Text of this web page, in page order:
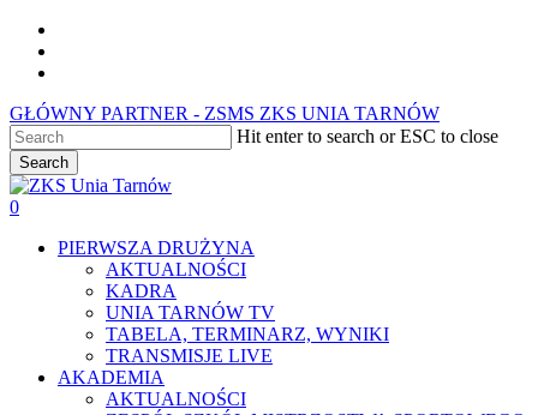
Skip
main
GŁÓWNY PARTNER - ZSMS ZKS UNIA TARNÓW
Hit enter to search or ESC to close
Search
Close
Search
0
PIERWSZA DRUŻYNA
AKTUALNOŚCI
KADRA
UNIA TARNÓW TV
TABELA, TERMINARZ, WYNIKI
TRANSMISJE LIVE
AKADEMIA
AKTUALNOŚCI